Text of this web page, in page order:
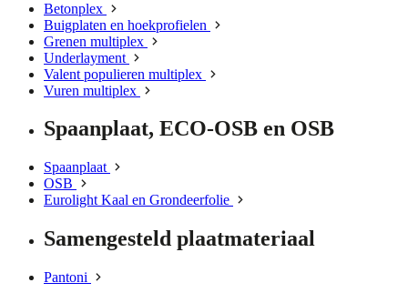
Betonplex
Buigplaten en hoekprofielen
Grenen multiplex
Underlayment
Valent populieren multiplex
Vuren multiplex
Spaanplaat, ECO-OSB en OSB
Spaanplaat
OSB
Eurolight Kaal en Grondeerfolie
Samengesteld plaatmateriaal
Pantoni